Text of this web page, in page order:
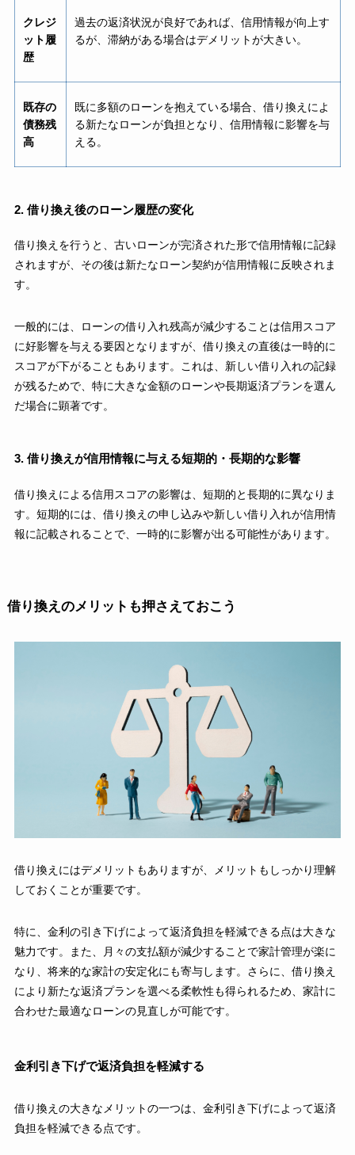
クレジ
ット履
歴
過去の返済状況が良好であれば、信用情報が向上す
るが、滞納がある場合はデメリットが大きい。
既存の
債務残
高
既に多額のローンを抱えている場合、借り換えによ
る新たなローンが負担となり、信用情報に影響を与
える。
2. 借り換え後のローン履歴の変化
借り換えを行うと、古いローンが完済された形で信用情報に記録
されますが、その後は新たなローン契約が信用情報に反映されま
す。
一般的には、ローンの借り入れ残高が減少することは信用スコア
に好影響を与える要因となりますが、借り換えの直後は一時的に
スコアが下がることもあります。これは、新しい借り入れの記録
が残るためで、特に大きな金額のローンや長期返済プランを選ん
だ場合に顕著です。
3. 借り換えが信用情報に与える短期的・長期的な影響
借り換えによる信用スコアの影響は、短期的と長期的に異なりま
す。短期的には、借り換えの申し込みや新しい借り入れが信用情
報に記載されることで、一時的に影響が出る可能性があります。
借り換えのメリットも押さえておこう
借り換えにはデメリットもありますが、メリットもしっかり理解
しておくことが重要です。
特に、金利の引き下げによって返済負担を軽減できる点は大きな
魅力です。また、月々の支払額が減少することで家計管理が楽に
なり、将来的な家計の安定化にも寄与します。さらに、借り換え
により新たな返済プランを選べる柔軟性も得られるため、家計に
合わせた最適なローンの見直しが可能です。
金利引き下げで返済負担を軽減する
借り換えの大きなメリットの一つは、金利引き下げによって返済
負担を軽減できる点です。